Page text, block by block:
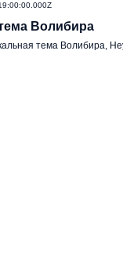
Волибира
тема Волибира,